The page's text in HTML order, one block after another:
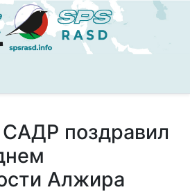
Перейти
к
основному
поздравил
Алжира